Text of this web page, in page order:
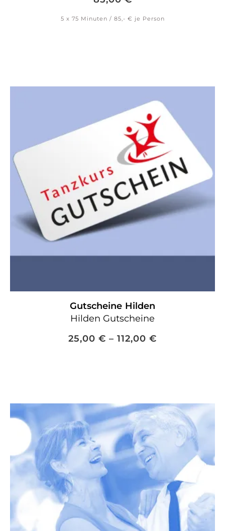
5 x 75 Minuten / 85,- € je Person
Gutscheine Hilden
Hilden Gutscheine
25,00 € – 112,00 €